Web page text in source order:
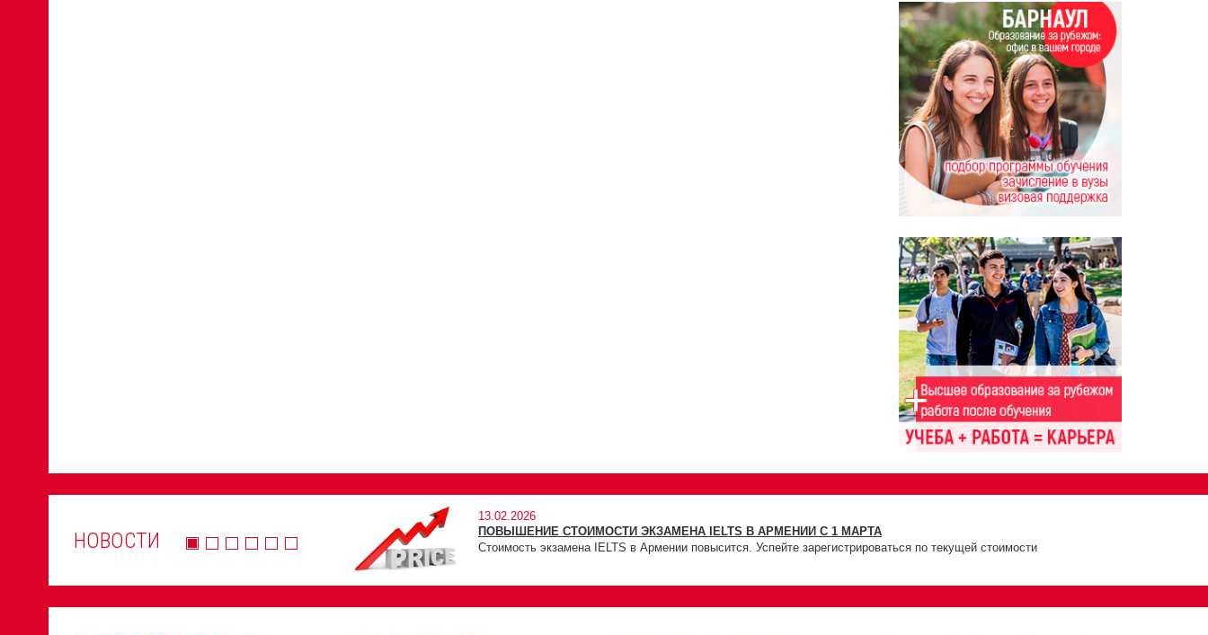
НОВОСТИ
13.02.2026
ПОВЫШЕНИЕ СТОИМОСТИ ЭКЗАМЕНА IELTS В АРМЕНИИ С 1 МАРТА
Стоимость экзамена IELTS в Армении повысится. Успейте зарегистрироваться по текущей стоимости